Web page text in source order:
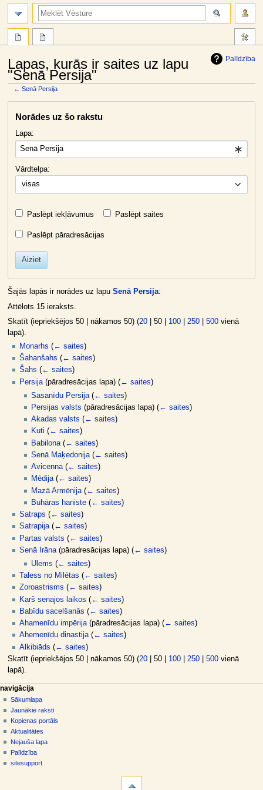
Palīdzība
Lapas, kurās ir saites uz lapu
"Senā Persija"
←Senā Persija
Norādes uz šo rakstu
Lapa:
Vārdtelpa:
visas
Paslēpt iekļāvumus Paslēpt saites
Paslēpt pāradresācijas
Aiziet
Šajās lapās ir norādes uz lapu Senā Persija:
Attēlots 15 ieraksts.
Skatīt (iepriekšējos 50| nākamos 50) (20| 50| 100| 250| 500vienā
lapā).
Monarhs (← saites)
Šahanšahs (← saites)
Šahs (← saites)
Persija (pāradresācijas lapa) (← saites)
Sasanīdu Persija (← saites)
Persijas valsts (pāradresācijas lapa)(← saites)
Akadas valsts (← saites)
Kuti (← saites)
Babilona (← saites)
Senā Maķedonija (← saites)
Avicenna (← saites)
Mēdija (← saites)
Mazā Armēnija (← saites)
Buhāras haniste (← saites)
Satraps (← saites)
Satrapija (← saites)
Partas valsts (← saites)
Senā Irāna(pāradresācijas lapa) (← saites)
Ulems (← saites)
Taless no Milētas (← saites)
Zoroastrisms (← saites)
Karš senajos laikos (← saites)
Babīdu sacelšanās (← saites)
Ahamenīdu impērija(pāradresācijas lapa) (← saites)
Ahemenīdu dinastija (← saites)
Alkibiāds (← saites)
Skatīt (iepriekšējos 50| nākamos 50) (20| 50| 100| 250| 500vienā
lapā).
N
a
v
g
ā
c
lapas darbības
raksts
diskusija
skatīt
aplūkot
kodu
vēsture
dalībnieka rīki
pieslēgties
navigācija
Sākumlapa
Jaunākie raksti
Kopienas portāls
Aktualitātes
Nejauša lapa
Palīdzība
sitesupport
meklēt